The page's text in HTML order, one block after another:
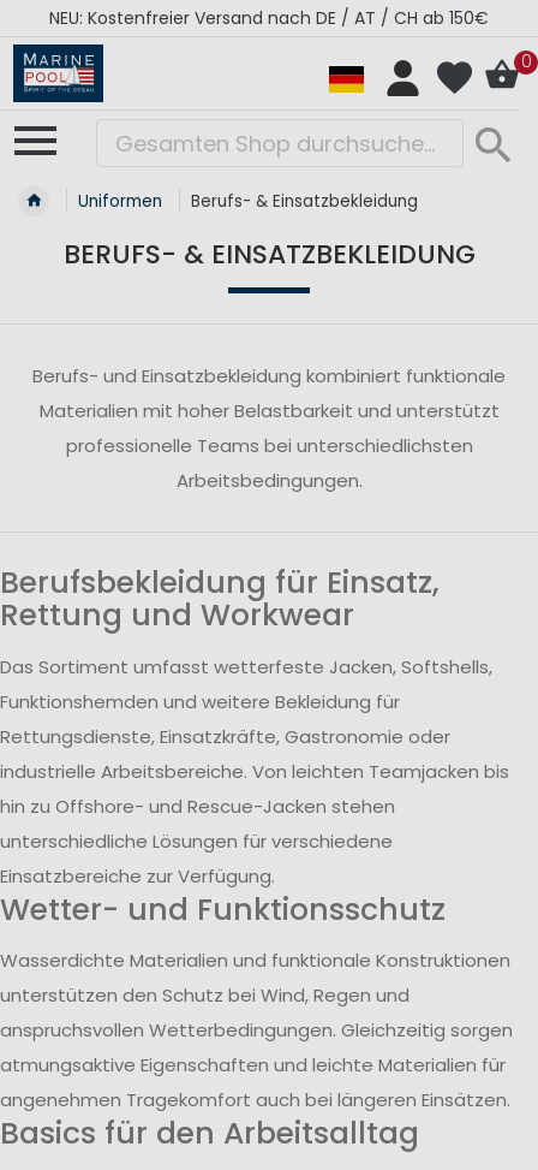
NEU: Kostenfreier Versand nach DE / AT / CH ab 150€
0
Uniformen Berufs- & Einsatzbekleidung
BERUFS- & EINSATZBEKLEIDUNG
Berufs- und Einsatzbekleidung kombiniert funktionale
Materialien mit hoher Belastbarkeit und unterstützt
professionelle Teams bei unterschiedlichsten
Arbeitsbedingungen.
Berufsbekleidung für Einsatz,
Rettung und Workwear
Das Sortiment umfasst wetterfeste Jacken, Softshells,
Funktionshemden und weitere Bekleidung für
Rettungsdienste, Einsatzkräfte, Gastronomie oder
industrielle Arbeitsbereiche. Von leichten Teamjacken bis
hin zu Offshore- und Rescue-Jacken stehen
unterschiedliche Lösungen für verschiedene
Einsatzbereiche zur Verfügung.
Wetter- und Funktionsschutz
Wasserdichte Materialien und funktionale Konstruktionen
unterstützen den Schutz bei Wind, Regen und
anspruchsvollen Wetterbedingungen. Gleichzeitig sorgen
atmungsaktive Eigenschaften und leichte Materialien für
angenehmen Tragekomfort auch bei längeren Einsätzen.
Basics für den Arbeitsalltag